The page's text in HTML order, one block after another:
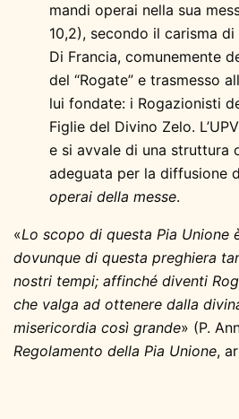
mandi operai nella sua
10,2), secondo il carisma di
Di Francia, comunemente
del “Rogate” e trasmesso
lui fondate: i Rogazionisti
Figlie del Divino Zelo.
e si avvale di una struttura
adeguata per la diffusione
operai della messe.
«Lo scopo di questa Pia Unione
dovunque di questa preghiera
nostri tempi; affinché diventi
che valga ad ottenere dalla
misericordia così grande» (P.
Regolamento della Pia Unione,